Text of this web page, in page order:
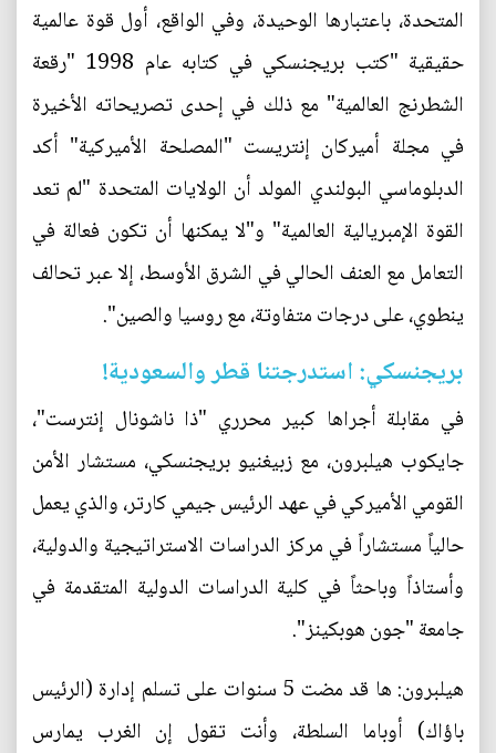
المتحدة، باعتبارها الوحيدة، وفي الواقع، أول قوة عالمية
حقيقية "كتب بريجنسكي في كتابه عام 1998 "رقعة
الشطرنج العالمية" مع ذلك في إحدى تصريحاته الأخيرة
في مجلة أميركان إنتريست "المصلحة الأميركية" أكد
الدبلوماسي البولندي المولد أن الولايات المتحدة "لم تعد
القوة الإمبريالية العالمية" و"لا يمكنها أن تكون فعالة في
التعامل مع العنف الحالي في الشرق الأوسط، إلا عبر تحالف
ينطوي، على درجات متفاوتة، مع روسيا والصين".
بريجنسكي: استدرجتنا قطر والسعودية!
في مقابلة أجراها كبير محرري "ذا ناشونال إنترست"،
جايكوب هيلبرون، مع زبيغنيو بريجنسكي، مستشار الأمن
القومي الأميركي في عهد الرئيس جيمي كارتر، والذي يعمل
حالياً مستشاراً في مركز الدراسات الاستراتيجية والدولية،
وأستاذاً وباحثاً في كلية الدراسات الدولية المتقدمة في
جامعة "جون هوبكينز".
هيلبرون: ها قد مضت 5 سنوات على تسلم إدارة (الرئيس
باؤاك) أوباما السلطة، وأنت تقول إن الغرب يمارس